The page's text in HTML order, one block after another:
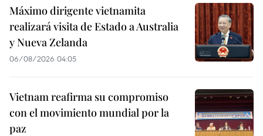
Máximo dirigente vietnamita
realizará visita de Estado a Australia
y Nueva Zelanda
06/08/2026 04:05
Vietnam reafirma su compromiso
con el movimiento mundial por la
paz